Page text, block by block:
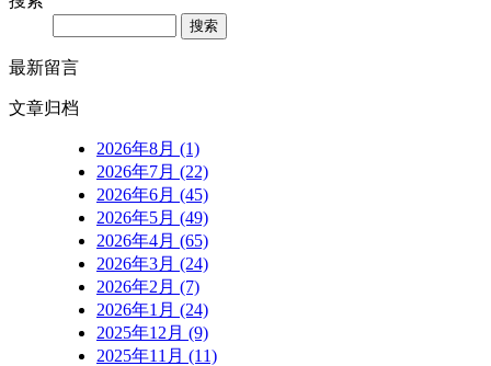
最新留言
文章归档
2026年8月 (1)
2026年7月 (22)
2026年6月 (45)
2026年5月 (49)
2026年4月 (65)
2026年3月 (24)
2026年2月 (7)
2026年1月 (24)
2025年12月 (9)
2025年11月 (11)